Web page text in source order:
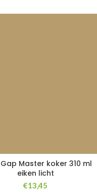
Master koker 310 ml
eiken licht
€13,45